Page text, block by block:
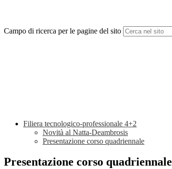
Campo di ricerca per le pagine del sito
Filiera tecnologico-professionale 4+2
Novità al Natta-Deambrosis
Presentazione corso quadriennale
Presentazione corso quadriennale